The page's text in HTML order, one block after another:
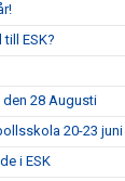
ESK?
28 Augusti
20-23 juni
i ESK